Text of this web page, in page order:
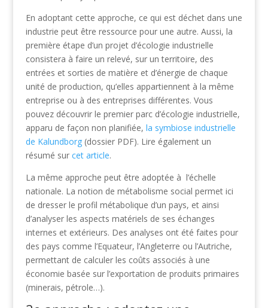
En adoptant cette approche, ce qui est déchet dans une
industrie peut être ressource pour une autre. Aussi, la
première étape d’un projet d’écologie industrielle
consistera à faire un relevé, sur un territoire, des
entrées et sorties de matière et d’énergie de chaque
unité de production, qu’elles appartiennent à la même
entreprise ou à des entreprises différentes. Vous
pouvez découvrir le premier parc d’écologie industrielle,
apparu de façon non planifiée, la symbiose industrielle
de Kalundborg(dossier PDF). Lire également un
résumé sur cet article.
La même approche peut être adoptée à l’échelle
nationale. La notion de métabolisme social permet ici
de dresser le profil métabolique d’un pays, et ainsi
d’analyser les aspects matériels de ses échanges
internes et extérieurs. Des analyses ont été faites pour
des pays comme l’Equateur, l’Angleterre ou l’Autriche,
permettant de calculer les coûts associés à une
économie basée sur l’exportation de produits primaires
(minerais, pétrole…).